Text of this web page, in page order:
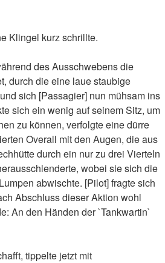
Klingel kurz schrillte.
des Ausschwebens die
durch die eine laue staubige
sich [Passagier] nun mühsam ins
sich ein wenig auf seinem Sitz, um
zu können, verfolgte eine dürre
Overall mit den Augen, die aus
durch ein nur zu drei Vierteln
wobei sie sich die
abwischte. [Pilot] fragte sich
Abschluss dieser Aktion wohl
An den Händen der `Tankwartin`
tippelte jetzt mit